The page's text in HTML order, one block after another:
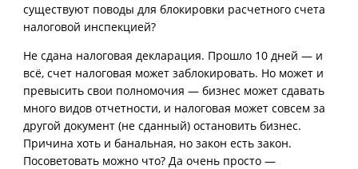
существуют поводы для блокировки расчетного счета
налоговой инспекцией?
Не сдана налоговая декларация. Прошло 10 дней — и
всё, счет налоговая может заблокировать. Но может и
превысить свои полномочия — бизнес может сдавать
много видов отчетности, и налоговая может совсем за
другой документ (не сданный) остановить бизнес.
Причина хоть и банальная, но закон есть закон.
Посоветовать можно что? Да очень просто —